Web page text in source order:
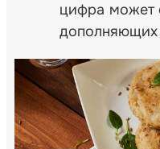
цифра может
дополняющих